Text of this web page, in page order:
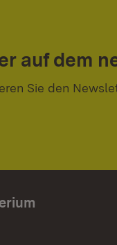
auf dem
Sie den